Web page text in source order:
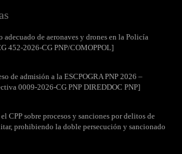
adecuado de aeronaves y drones en la Policía
452-2026-CG PNP/COMOPPOL]
de admisión a la ESCPOGRA PNP 2026 –
0009-2026-CG PNP DIREDDOC PNP]
CPP sobre procesos y sanciones por delitos de
prohibiendo la doble persecución y sancionado